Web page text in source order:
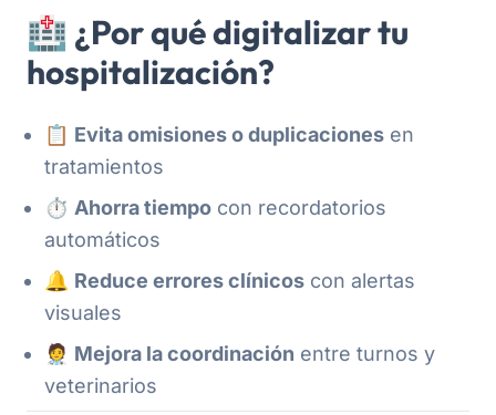
🏥 ¿Por qué digitalizar tu
hospitalización?
📋 Evita omisiones o duplicaciones en
tratamientos
⏱️ Ahorra tiempo con recordatorios
automáticos
🔔 Reduce errores clínicos con alertas
visuales
🧑‍⚕️ Mejora la coordinación entre turnos y
veterinarios